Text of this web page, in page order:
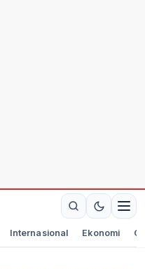
Internasional Ekonomi